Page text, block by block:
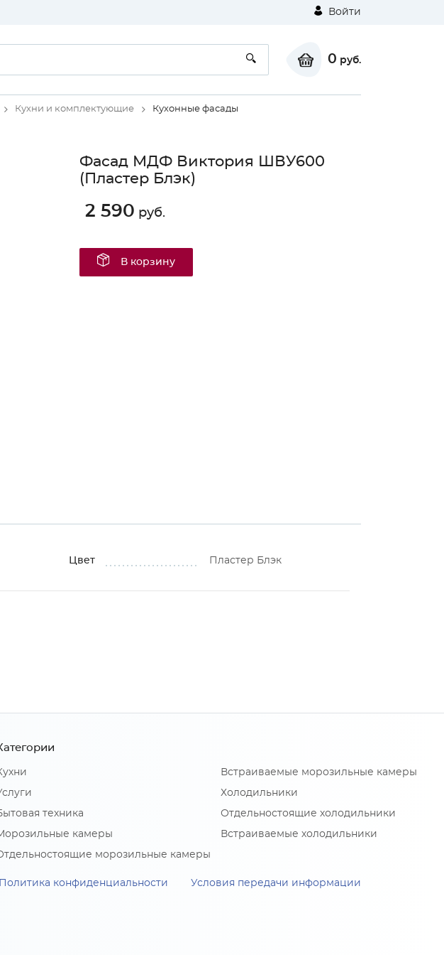
Войти
0 руб.
Кухни и комплектующие Кухонные фасады
Фасад МДФ Виктория ШВУ600
(Пластер Блэк)
2 590 руб.
В корзину
Цвет Пластер Блэк
техника
камеры
морозильные камеры
Встраиваемые морозильные камеры
Холодильники
Отдельностоящие холодильники
Встраиваемые холодильники
Политика конфиденциальности Условия передачи информации